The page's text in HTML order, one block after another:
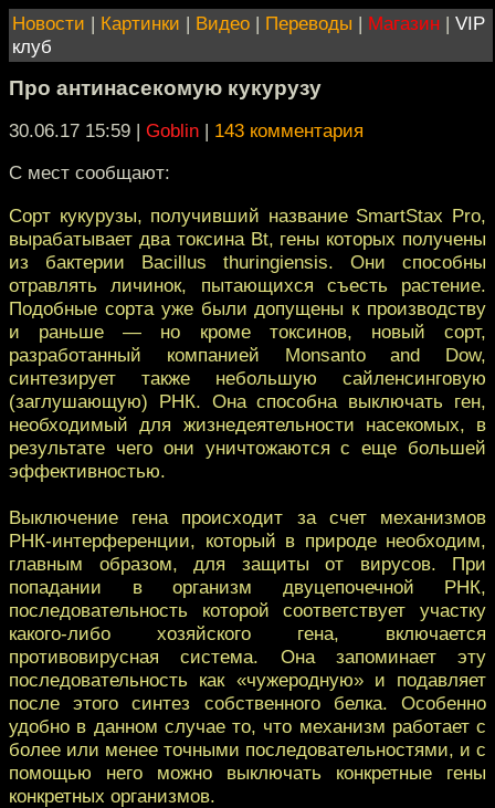
Новости | Картинки | Видео | Переводы | Магазин | VIP
клуб
Про антинасекомую кукурузу
30.06.17 15:59 | Goblin | 143 комментария
С мест сообщают:
Сорт кукурузы, получивший название SmartStax Pro,
вырабатывает два токсина Bt, гены которых получены
из бактерии Bacillus thuringiensis. Они способны
отравлять личинок, пытающихся съесть растение.
Подобные сорта уже были допущены к производству
и раньше — но кроме токсинов, новый сорт,
разработанный компанией Monsanto and Dow,
синтезирует также небольшую сайленсинговую
(заглушающую) РНК. Она способна выключать ген,
необходимый для жизнедеятельности насекомых, в
результате чего они уничтожаются с еще большей
эффективностью.
Выключение гена происходит за счет механизмов
РНК-интерференции, который в природе необходим,
главным образом, для защиты от вирусов. При
попадании в организм двуцепочечной РНК,
последовательность которой соответствует участку
какого-либо хозяйского гена, включается
противовирусная система. Она запоминает эту
последовательность как «чужеродную» и подавляет
после этого синтез собственного белка. Особенно
удобно в данном случае то, что механизм работает с
более или менее точными последовательностями, и с
помощью него можно выключать конкретные гены
конкретных организмов.